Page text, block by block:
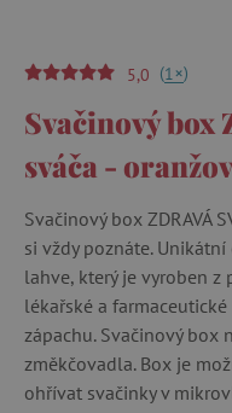
5,0 (1+)
Svačinový box
sváča -
Svačinový box ZDRAVÁ
si vždy poznáte.
lahve, který je vyroben
lékařské a
zápachu. Svačinový box
změkčovadla. Box je
ohřívat svačinky v